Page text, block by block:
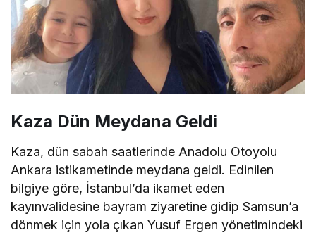
Kaza Dün Meydana Geldi
Kaza, dün sabah saatlerinde Anadolu Otoyolu
Ankara istikametinde meydana geldi. Edinilen
bilgiye göre, İstanbul’da ikamet eden
kayınvalidesine bayram ziyaretine gidip Samsun’a
dönmek için yola çıkan Yusuf Ergen yönetimindeki